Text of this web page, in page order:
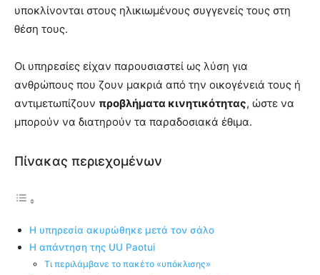
υποκλίνονται στους ηλικιωμένους συγγενείς τους στη
θέση τους.
Οι υπηρεσίες είχαν παρουσιαστεί ως λύση για
ανθρώπους που ζουν μακριά από την οικογένειά τους ή
αντιμετωπίζουν προβλήματα κινητικότητας, ώστε να
μπορούν να διατηρούν τα παραδοσιακά έθιμα.
Πίνακας περιεχομένων
Η υπηρεσία ακυρώθηκε μετά τον σάλο
Η απάντηση της UU Paotui
Τι περιλάμβανε το πακέτο «υπόκλισης»